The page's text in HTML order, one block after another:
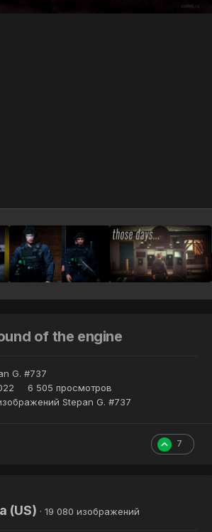
of the engine
G. #737
6 505 просмотров
Stepan G. #737
7
(US) · 19 080 изображений